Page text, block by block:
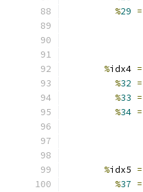
%29 =
%idx4 =
%32 =
%33 =
%34 =
%idx5 =
%37 =